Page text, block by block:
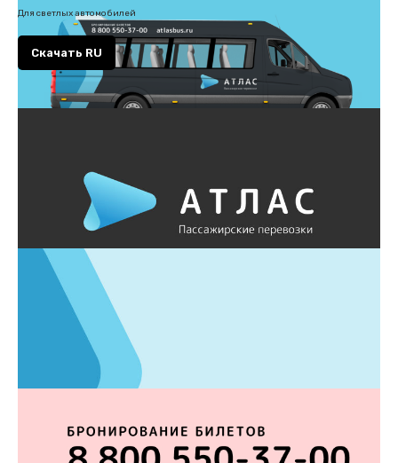
Полный макет
Автомобиль, все наклейки и ливрея
Скачать RU
Для светлых автомобилей
Скачать RU
Светлый логотип
Для тёмных автмобилей
Скачать RU